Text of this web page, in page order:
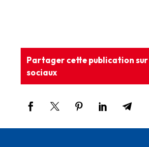
Partager cette publication sur
sociaux